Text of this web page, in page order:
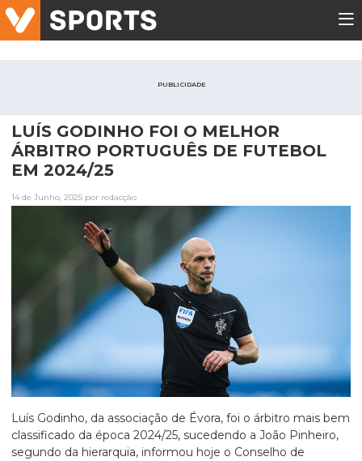
PUBLICIDADE
LUÍS GODINHO FOI O MELHOR
ÁRBITRO PORTUGUÊS DE FUTEBOL
EM 2024/25
14 de Junho, 2025 por redacção
Luís Godinho, da associação de Évora, foi o árbitro mais bem
classificado da época 2024/25, sucedendo a João Pinheiro,
segundo da hierarquia, informou hoje o Conselho de